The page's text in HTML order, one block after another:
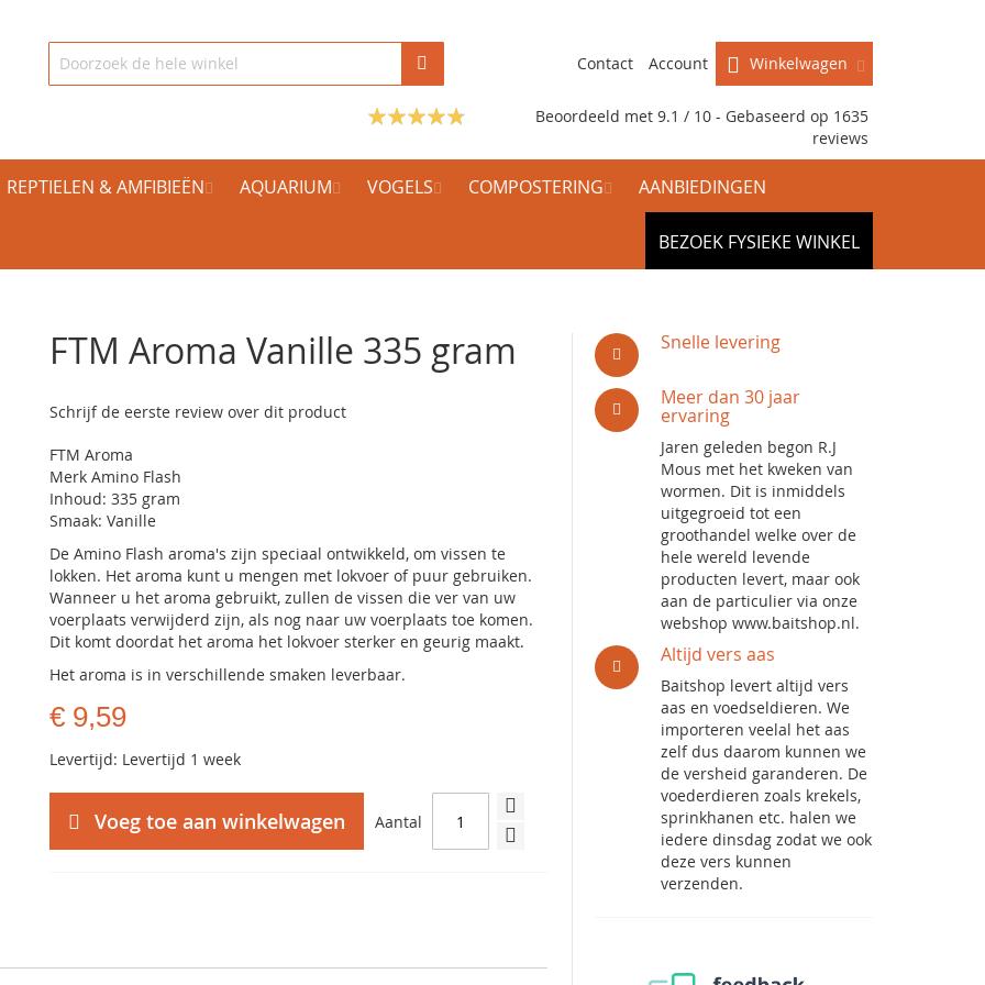
Winkelwagen
Contact Account
Beoordeeld met 9.1 / 10 - Gebaseerd op 1635
reviews
REPTIELEN & AMFIBIEËN AQUARIUM VOGELS COMPOSTERING AANBIEDINGEN
BEZOEK FYSIEKE WINKEL
FTM Aroma Vanille 335 gram
Schrijf de eerste review over dit product
FTM Aroma
Merk Amino Flash
Inhoud: 335 gram
Smaak: Vanille
De Amino Flash aroma's zijn speciaal ontwikkeld, om vissen te
lokken. Het aroma kunt u mengen met lokvoer of puur gebruiken.
Wanneer u het aroma gebruikt, zullen de vissen die ver van uw
voerplaats verwijderd zijn, als nog naar uw voerplaats toe komen.
Dit komt doordat het aroma het lokvoer sterker en geurig maakt.
Het aroma is in verschillende smaken leverbaar.
€ 9,59
Levertijd: Levertijd 1 week
Aantal
Voeg toe aan winkelwagen
Snelle levering
Meer dan 30 jaar
ervaring
Jaren geleden begon R.J
Mous met het kweken van
wormen. Dit is inmiddels
uitgegroeid tot een
groothandel welke over de
hele wereld levende
producten levert, maar ook
aan de particulier via onze
webshop www.baitshop.nl.
Altijd vers aas
Baitshop levert altijd vers
aas en voedseldieren. We
importeren veelal het aas
zelf dus daarom kunnen we
de versheid garanderen. De
voederdieren zoals krekels,
sprinkhanen etc. halen we
iedere dinsdag zodat we ook
deze vers kunnen
verzenden.